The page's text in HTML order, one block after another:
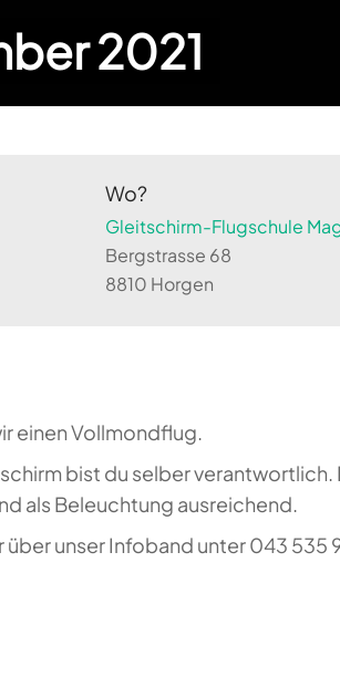
2021
Wo?
Gleitschirm-Flugschule
Bergstrasse 68
8810 Horgen
einen Vollmondflug.
bist du selber
als Beleuchtung ausreichend.
unser Infoband unter 043 535